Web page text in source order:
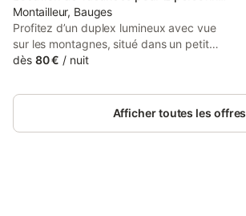
Montailleur, Bauges
Profitez d’un duplex lumineux avec vue
sur les montagnes, situé dans un petit
village calme à environ 20 minutes
se ressourcer et découvrir les paysages
de la région entre Bauges, Tarentaise et
dès 80 € / nuit
Afficher toutes les offres